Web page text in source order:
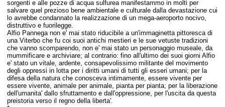
sorgenti e alle pozze di acqua sulfurea manifestammo in molti per
salvare quel prezioso bene ambientale e culturale dalla devastazione cui
lo avrebbe condannato la realizzazione di un mega-aeroporto nocivo,
distruttivo e fuorilegge.
Alfio Pannega non e' mai stato riducibile a un'immaginetta pittoresca di
una Viterbo che fu coi suoi antichi mestieri e le sue vetuste tradizioni
che vanno scomparendo, non e' mai stato un personaggio museale, da
mummificare e archiviare; al contrario: fino all'ultimo dei suoi giorni Alfio
e' stato un vitale, ardente, consapevolissimo militante del movimento
degli oppressi in lotta per i diritti umani di tutti gli esseri umani; per la
difesa della natura che conosceva intimamente, essere vivente per
essere vivente, animale per animale, pianta per pianta; per la liberazione
dell'umanita' dallo sfruttamento e dall'oppressione, per l'uscita da questa
preistoria verso il regno della liberta'.